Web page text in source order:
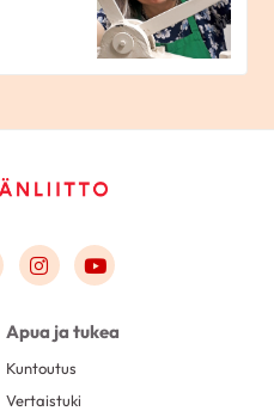
to twitter
Link to instagram
Link to youtube
Apua ja tukea
Kuntoutus
Vertaistuki